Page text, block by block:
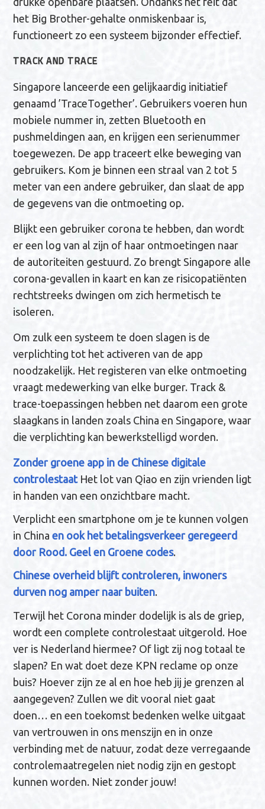
het Big Brother-gehalte onmiskenbaar is,
functioneert zo een systeem bijzonder effectief.
TRACK AND TRACE
Singapore lanceerde een gelijkaardig initiatief
genaamd ’TraceTogether’. Gebruikers voeren hun
mobiele nummer in, zetten Bluetooth en
pushmeldingen aan, en krijgen een serienummer
toegewezen. De app traceert elke beweging van
gebruikers. Kom je binnen een straal van 2 tot 5
meter van een andere gebruiker, dan slaat de app
de gegevens van die ontmoeting op.
Blijkt een gebruiker corona te hebben, dan wordt
er een log van al zijn of haar ontmoetingen naar
de autoriteiten gestuurd. Zo brengt Singapore alle
corona-gevallen in kaart en kan ze risicopatiënten
rechtstreeks dwingen om zich hermetisch te
isoleren.
Om zulk een systeem te doen slagen is de
verplichting tot het activeren van de app
noodzakelijk. Het registeren van elke ontmoeting
vraagt medewerking van elke burger. Track &
trace-toepassingen hebben net daarom een grote
slaagkans in landen zoals China en Singapore, waar
die verplichting kan bewerkstelligd worden.
Zonder groene app in de Chinese digitale
controlestaat Het lot van Qiao en zijn vrienden ligt
in handen van een onzicht­bare macht.
Verplicht een smartphone om je te kunnen volgen
in Chinaen ook het betalingsverkeer geregeerd
door Rood. Geel en Groene codes.
Chinese overheid blijft controleren, inwoners
durven nog amper naar buiten.
Terwijl het Corona minder dodelijk is als de griep,
wordt een complete controlestaat uitgerold. Hoe
ver is Nederland hiermee? Of ligt zij nog totaal te
slapen? En wat doet deze KPN reclame op onze
buis? Hoever zijn ze al en hoe heb jij je grenzen al
aangegeven? Zullen we dit vooral niet gaat
doen… en een toekomst bedenken welke uitgaat
van vertrouwen in ons menszijn en in onze
verbinding met de natuur, zodat deze verregaande
controlemaatregelen niet nodig zijn en gestopt
kunnen worden. Niet zonder jouw!